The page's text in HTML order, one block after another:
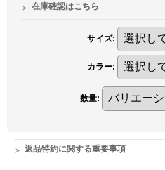
在庫確認はこちら
サイズ:
カラー:
数量:
返品特約に関する重要事項